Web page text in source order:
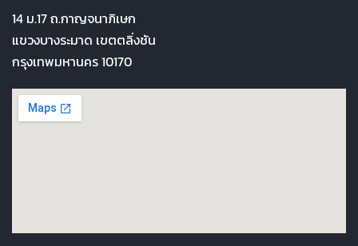
14 ม.17 ถ.กาญจนาภิเษก
แขวงบางระมาด เขตตลิ่งชัน
กรุงเทพมหานคร 10170